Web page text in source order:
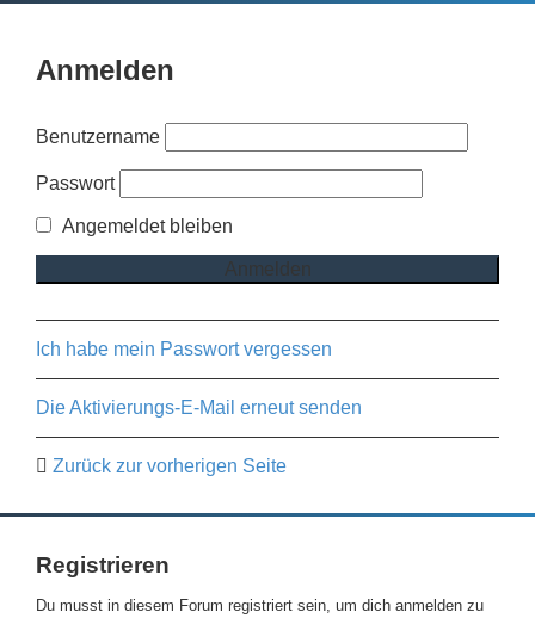
Anmelden
Benutzername
Passwort
Angemeldet bleiben
Ich habe mein Passwort vergessen
Die Aktivierungs-E-Mail erneut senden
Zurück zur vorherigen Seite
Registrieren
Du musst in diesem Forum registriert sein, um dich anmelden zu